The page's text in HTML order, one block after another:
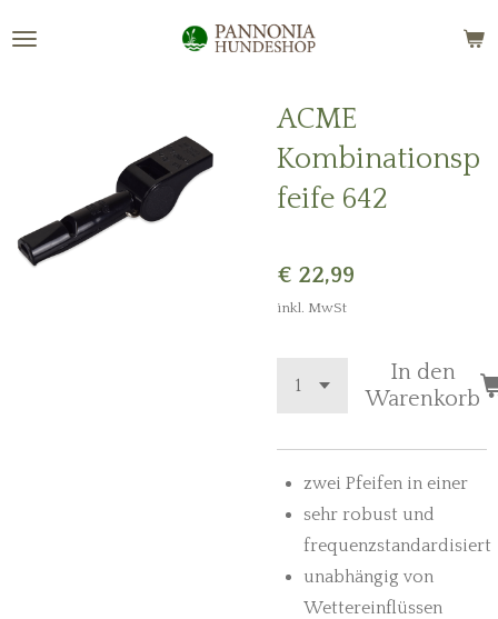
ACME
Kombinationsp
feife 642
€ 22,99
inkl. MwSt
In den
Warenkorb
zwei Pfeifen in einer
sehr robust und
frequenzstandardisiert
unabhängig von
Wettereinflüssen